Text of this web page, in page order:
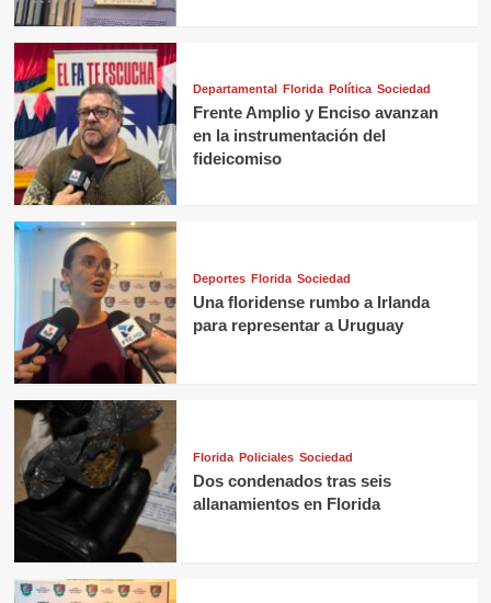
Departamental Florida Política Sociedad
Frente Amplio y Enciso avanzan
en la instrumentación del
fideicomiso
Deportes Florida Sociedad
Una floridense rumbo a Irlanda
para representar a Uruguay
Florida Policiales Sociedad
Dos condenados tras seis
allanamientos en Florida